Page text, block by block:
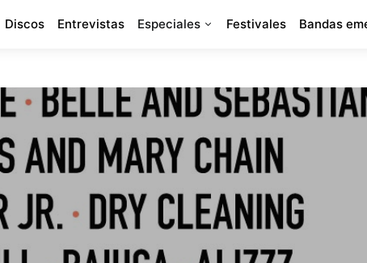
Discos Entrevistas Especiales Festivales Bandas